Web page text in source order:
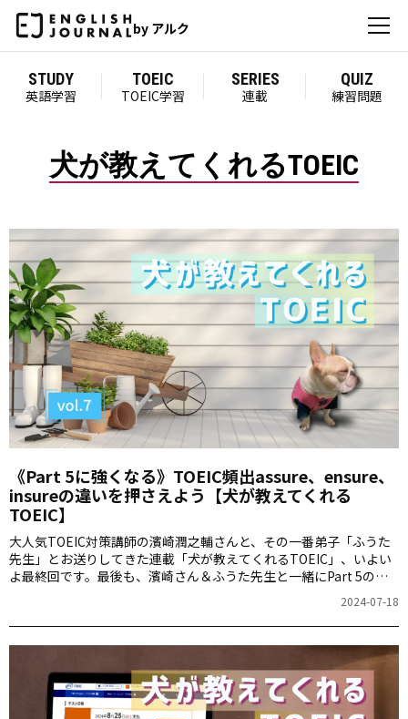
by アルク
STUDY
英語学習
TOEIC
TOEIC学習
SERIES
連載
QUIZ
練習問題
犬が教えてくれるTOEIC
《Part 5に強くなる》TOEIC頻出assure、ensure、
insureの違いを押さえよう【犬が教えてくれる
TOEIC】
大人気TOEIC対策講師の濱崎潤之輔さんと、その一番弟子「ふうた
先生」とお送りしてきた連載「犬が教えてくれるTOEIC」、いよい
よ最終回です。最後も、濱崎さん＆ふうた先生と一緒にPart 5のク
す・・・！
2024-07-18